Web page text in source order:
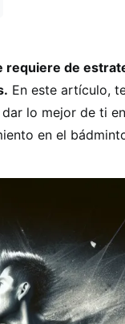
requiere de
En este artículo,
lo mejor de ti
en el